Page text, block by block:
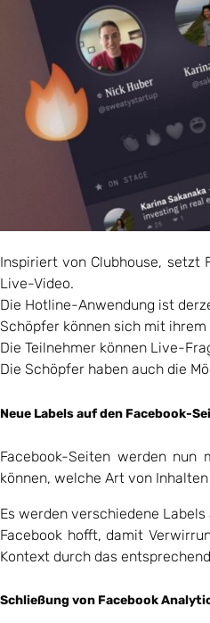
Inspiriert von Clubhouse, setzt
Live-Video.
Die Hotline-Anwendung ist
Schöpfer können sich mit
Die Teilnehmer können Live-
Die Schöpfer haben auch die
Neue Labels auf den Facebook-
Facebook-Seiten werden
können, welche Art von
Es werden verschiedene Labels
Facebook hofft, damit
Kontext durch das
Schließung von Facebook